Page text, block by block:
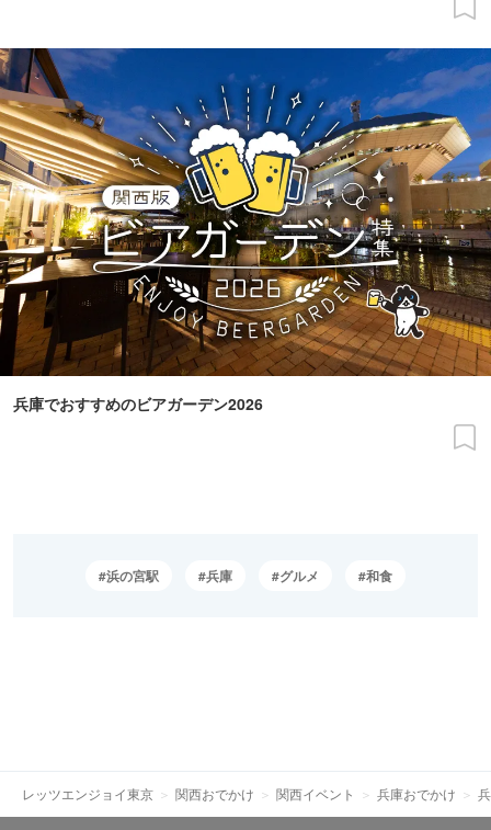
兵庫でおすすめのビアガーデン2026
浜の宮駅 兵庫 グルメ 和食
レッツエンジョイ東京 関西おでかけ 関西イベント 兵庫おでかけ